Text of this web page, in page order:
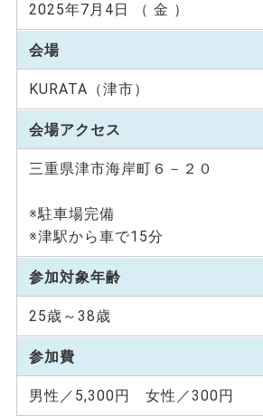
2025年7月4日 （ 金 ）
会場
KURATA（津市）
会場アクセス
三重県津市海岸町６－２０
※駐車場完備
※津駅から車で15分
参加対象年齢
25歳～38歳
参加費
男性／5,300円 女性／300円